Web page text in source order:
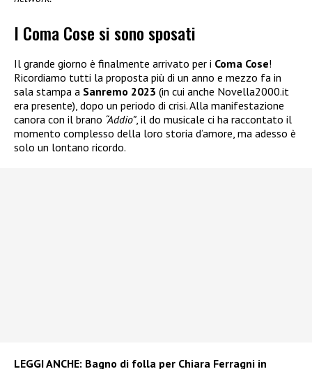
I Coma Cose si sono sposati
Il grande giorno è finalmente arrivato per i Coma Cose!
Ricordiamo tutti la proposta più di un anno e mezzo fa in
sala stampa a Sanremo 2023 (in cui anche Novella2000.it
era presente), dopo un periodo di crisi. Alla manifestazione
canora con il brano “Addio”, il do musicale ci ha raccontato il
momento complesso della loro storia d’amore, ma adesso è
solo un lontano ricordo.
LEGGI ANCHE: Bagno di folla per Chiara Ferragni in